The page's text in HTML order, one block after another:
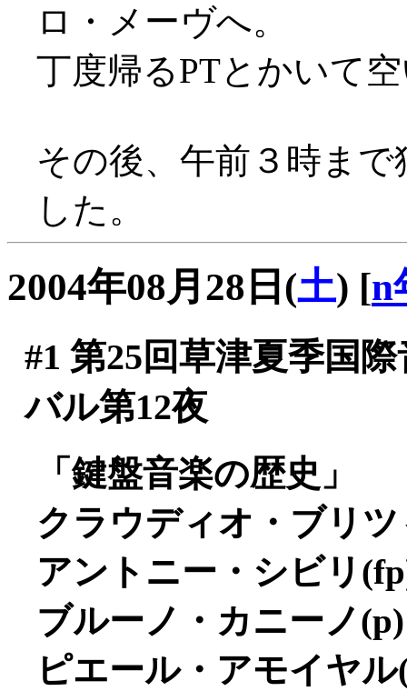
ロ・メーヴへ。
丁度帰るPTとかいて
その後、午前３時ま
した。
2004年08月28日(土) [n
#1 第25回草津夏季国
バル第12夜
「鍵盤音楽の歴史」
クラウディオ・ブリ
アントニー・シビリ
ブルーノ・カニーノ(p)
ピエール・アモイヤル